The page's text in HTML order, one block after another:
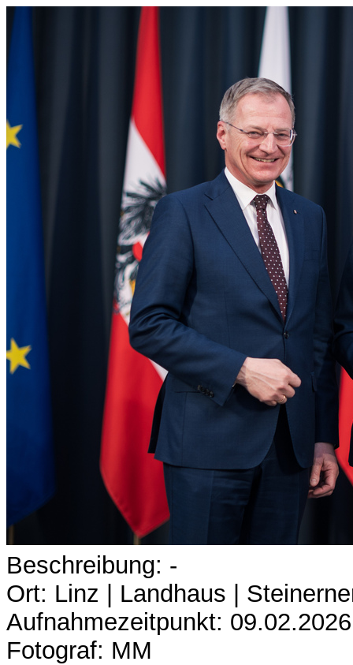
Beschreibung: -
Ort: Linz | Landhaus |
Aufnahmezeitpunkt: 09.02.2026
Fotograf: MM